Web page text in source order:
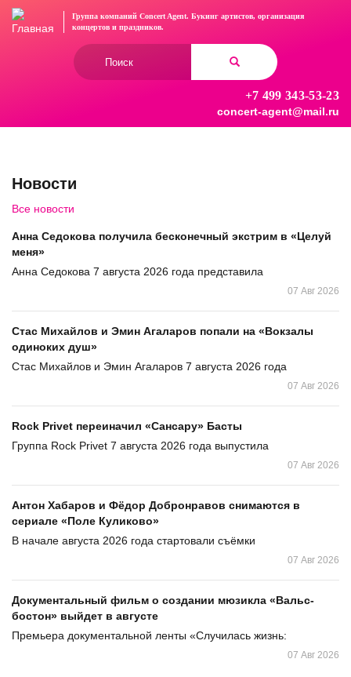
Перейти
Группа компаний Concert Agent. Букинг артистов, организация
концертови праздников.
+7 499 343-53-23
concert-agent@mail.ru
Новости
Все новости
Анна Седокова получила бесконечный экстрим в «Целуй
меня»
Анна Седокова 7 августа 2026 года представила
07 Авг 2026
Стас Михайлов и Эмин Агаларов попали на «Вокзалы
одиноких душ»
Стас Михайлов и Эмин Агаларов 7 августа 2026 года
07 Авг 2026
Rock Privet переиначил «Сансару» Басты
Группа Rock Privet 7 августа 2026 года выпустила
07 Авг 2026
Антон Хабаров и Фёдор Добронравов снимаются в
сериале «Поле Куликово»
В начале августа 2026 года стартовали съёмки
07 Авг 2026
Документальный фильм о создании мюзикла «Вальс-
бостон» выйдет в августе
Премьера документальной ленты «Случилась жизнь:
07 Авг 2026